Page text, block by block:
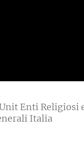
Enti Religiosi
Italia